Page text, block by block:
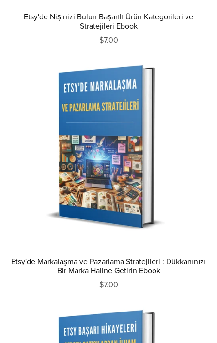
Etsy'de Nişinizi Bulun Başarılı Ürün Kategorileri ve
Stratejileri Ebook
$7.00
Etsy'de Markalaşma ve Pazarlama Stratejileri : Dükkanınızı
Bir Marka Haline Getirin Ebook
$7.00